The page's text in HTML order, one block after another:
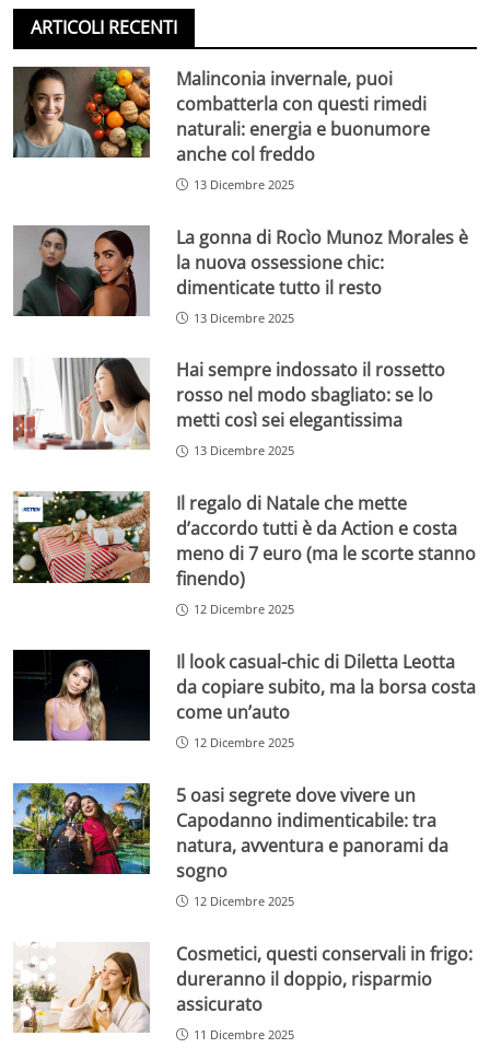
ARTICOLI RECENTI
Malinconia invernale, puoi
combatterla con questi rimedi
naturali: energia e buonumore
anche col freddo
13 Dicembre 2025
La gonna di Rocìo Munoz Morales è
la nuova ossessione chic:
dimenticate tutto il resto
13 Dicembre 2025
Hai sempre indossato il rossetto
rosso nel modo sbagliato: se lo
metti così sei elegantissima
13 Dicembre 2025
Il regalo di Natale che mette
d’accordo tutti è da Action e costa
meno di 7 euro (ma le scorte stanno
finendo)
12 Dicembre 2025
Il look casual-chic di Diletta Leotta
da copiare subito, ma la borsa costa
come un’auto
12 Dicembre 2025
5 oasi segrete dove vivere un
Capodanno indimenticabile: tra
natura, avventura e panorami da
sogno
12 Dicembre 2025
Cosmetici, questi conservali in frigo:
dureranno il doppio, risparmio
assicurato
11 Dicembre 2025